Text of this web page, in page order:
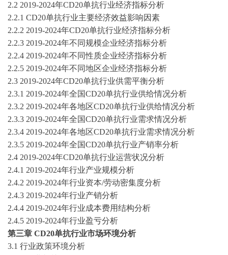
2.2 2019-2024年CD20单抗行业经济指标分析
2.2.1 CD20单抗行业主要经济效益影响因素
2.2.2 2019-2024年CD20单抗行业经济指标分析
2.2.3 2019-2024年不同规模企业经济指标分析
2.2.4 2019-2024年不同性质企业经济指标分析
2.2.5 2019-2024年不同地区企业经济指标分析
2.3 2019-2024年CD20单抗行业供需平衡分析
2.3.1 2019-2024年全国CD20单抗行业供给情况分析
2.3.2 2019-2024年各地区CD20单抗行业供给情况分析
2.3.3 2019-2024年全国CD20单抗行业需求情况分析
2.3.4 2019-2024年各地区CD20单抗行业需求情况分析
2.3.5 2019-2024年全国CD20单抗行业产销率分析
2.4 2019-2024年CD20单抗行业运营状况分析
2.4.1 2019-2024年行业产业规模分析
2.4.2 2019-2024年行业资本/劳动密集度分析
2.4.3 2019-2024年行业产销分析
2.4.4 2019-2024年行业成本费用结构分析
2.4.5 2019-2024年行业盈亏分析
第三章 CD20单抗行业市场环境分析
3.1 行业政策环境分析